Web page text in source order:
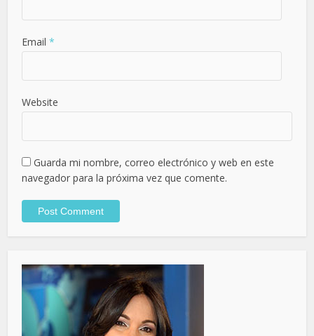
Email *
Website
Guarda mi nombre, correo electrónico y web en este
navegador para la próxima vez que comente.